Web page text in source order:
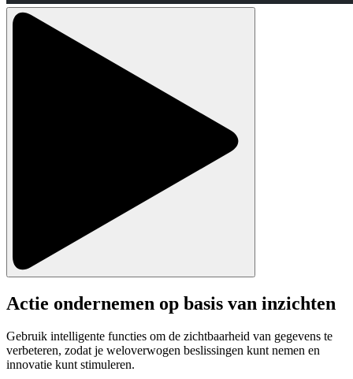
Actie ondernemen op basis van inzichten
Gebruik intelligente functies om de zichtbaarheid van gegevens te
verbeteren, zodat je weloverwogen beslissingen kunt nemen en
innovatie kunt stimuleren.